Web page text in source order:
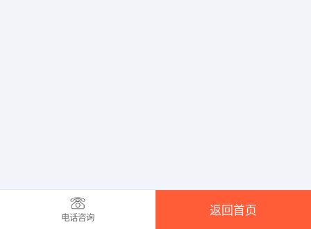
电话咨询
返回首页